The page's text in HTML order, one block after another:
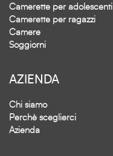
Camerette per adolescenti
Camerette per ragazzi
Camere
Soggiorni
AZIENDA
Chi siamo
Perchè sceglierci
Azienda